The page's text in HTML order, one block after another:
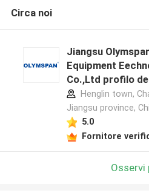
Circa noi
Jiangsu
Equipment
Co.,Ltd profilo
produttore
Henglin town,
Jiangsu province,
5.0
Fornitore
Osservi